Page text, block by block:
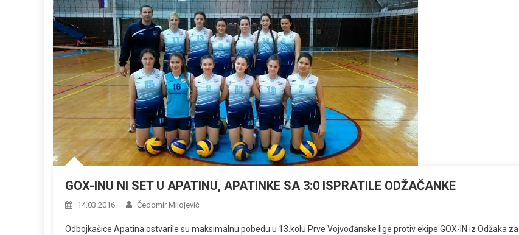
GOX-INU NI SET U APATINU, APATINKE SA 3:0 ISPRATILE ODŽAČANKE
14.03.2016. Čedomir Milojević
Odbojkašice Apatina ostvarile su maksimalnu pobedu u 13.kolu Prve Vojvođanske lige protiv ekipe GOX-IN iz Odžaka za